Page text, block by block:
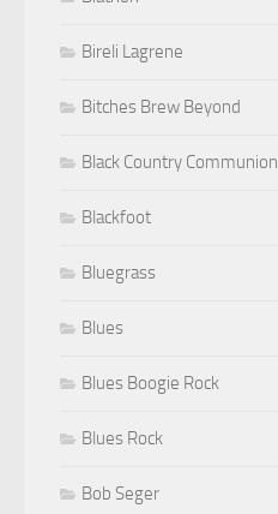
Bireli Lagrene
Bitches Brew Beyond
Black Country Communion
Blackfoot
Bluegrass
Blues
Blues Boogie Rock
Blues Rock
Bob Seger